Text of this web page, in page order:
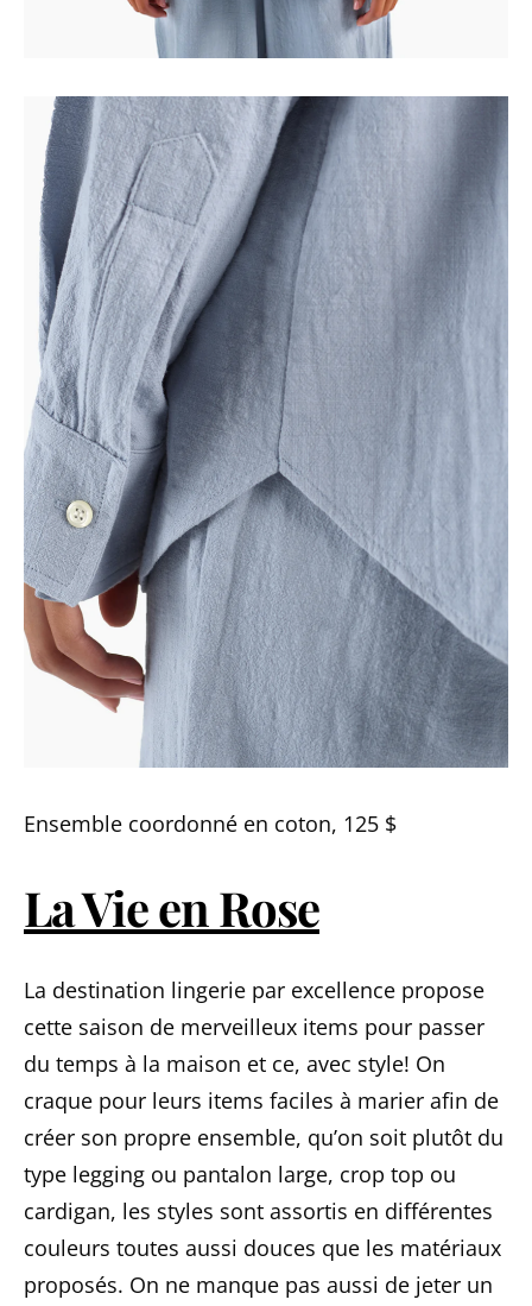
Ensemble coordonné en coton, 125 $
La Vie en Rose
La destination lingerie par excellence propose
cette saison de merveilleux items pour passer
du temps à la maison et ce, avec style! On
craque pour leurs items faciles à marier afin de
créer son propre ensemble, qu’on soit plutôt du
type legging ou pantalon large, crop top ou
cardigan, les styles sont assortis en différentes
couleurs toutes aussi douces que les matériaux
proposés. On ne manque pas aussi de jeter un